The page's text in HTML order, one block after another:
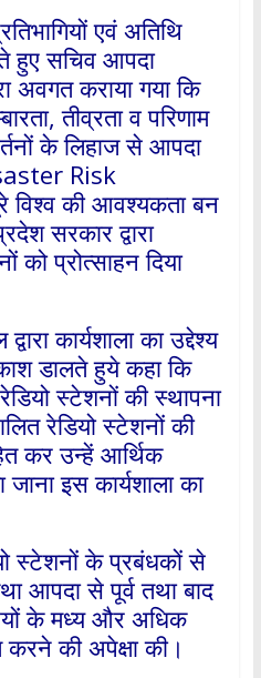
एवं अतिथि
हुए सचिव आपदा
अवगत कराया गया कि
तीव्रता व परिणाम
के लिहाज से आपदा
Risk
की आवश्यकता बन
सरकार द्वारा
को प्रोत्साहन दिया
कार्यशाला का उद्देश्य
डालते हुये कहा कि
स्टेशनों की स्थापना
रेडियो स्टेशनों की
कर उन्हें आर्थिक
इस कार्यशाला का
स्टेशनों के प्रबंधकों से
आपदा से पूर्व तथा बाद
के मध्य और अधिक
करने की अपेक्षा की।